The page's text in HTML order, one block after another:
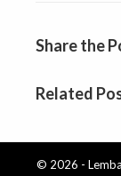
Sharethe
Related
© 2026 -